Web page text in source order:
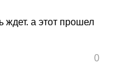
ждет. а этот прошел
0